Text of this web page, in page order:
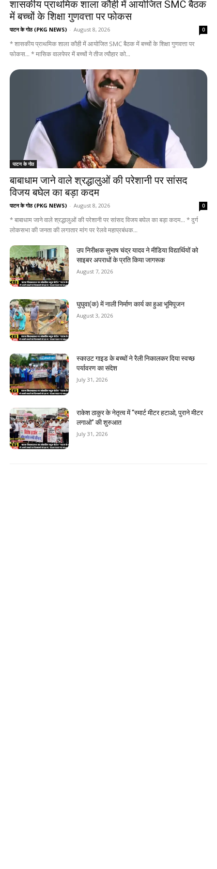
शासकीय प्राथमिक शाला कौही में आयोजित SMC बैठक
में बच्चों के शिक्षा गुणवत्ता पर फोकस
पाटन के गोठ (PKG NEWS) - August 8, 2026 0
* शासकीय प्राथमिक शाला कौही में आयोजित SMC बैठक में बच्चों के शिक्षा गुणवत्ता पर
फोकस... * मासिक वालपेपर में बच्चों ने तीज त्यौहार को...
पाटन के गोठ
बाबाधाम जाने वाले श्रद्धालुओं की परेशानी पर सांसद
विजय बघेल का बड़ा कदम
पाटन के गोठ (PKG NEWS) - August 8, 2026 0
* बाबाधाम जाने वाले श्रद्धालुओं की परेशानी पर सांसद विजय बघेल का बड़ा कदम... * दुर्ग
लोकसभा की जनता की लगातार मांग पर रेलवे महाप्रबंधक...
उप निरीक्षक सुभाष चंद्र यादव ने मीडिया विद्यार्थियों को
साइबर अपराधों के प्रति किया जागरूक
August 7, 2026
घुघुवा(क) में नाली निर्माण कार्य का हुआ भूमिपूजन
August 3, 2026
स्काउट गाइड के बच्चों ने रैली निकालकर दिया स्वच्छ
पर्यावरण का संदेश
July 31, 2026
राकेश ठाकुर के नेतृत्व में “स्मार्ट मीटर हटाओ, पुराने मीटर
लगाओ” की शुरुआत
July 31, 2026